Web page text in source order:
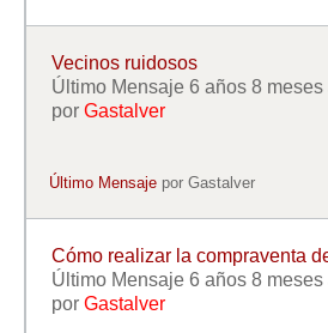
Mis boletines
Vecinos ruidosos
Último Mensaje 6 años 8 meses
por Gastalver
Último Mensaje porGastalver
Cómo realizar la compraventa
Último Mensaje 6 años 8 meses
por Gastalver